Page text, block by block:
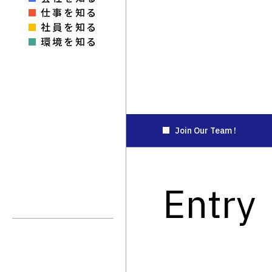
仕事を知る
社員を知る
環境を知る
Join Our Team !
Entry